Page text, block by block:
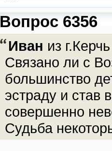
Вопрос 6356
Иван из
Связано ли с
большинство
эстраду и став
совершенно
Судьба